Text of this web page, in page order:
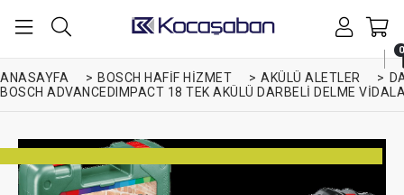
0
ANASAYFA > BOSCH HAFIF HIZMET > AKÜLÜ ALETLER >
BOSCH ADVANCEDIMPACT 18 TEK AKÜLÜ DARBELI DELME